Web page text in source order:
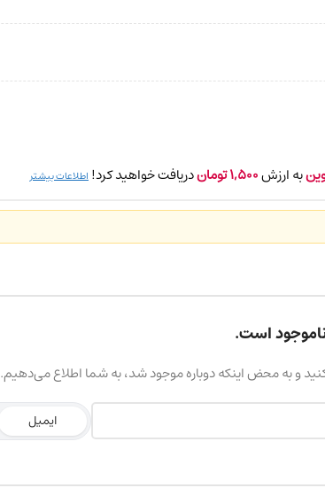
به ارزش1,500توماندریافت خواهید کرد! اطلاعات بیشتر
است.
کنید و به محض اینکه دوباره موجود شد، به شما اطلاع می‌دهیم.
ایمیل